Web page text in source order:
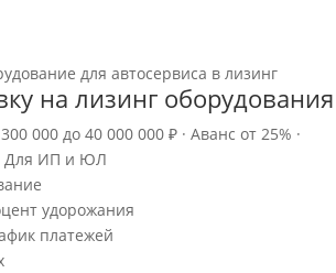
на лизинг оборудования
000 до 40 000 000 ₽ · Аванс от 25% ·
Для ИП и ЮЛ
удорожания
платежей